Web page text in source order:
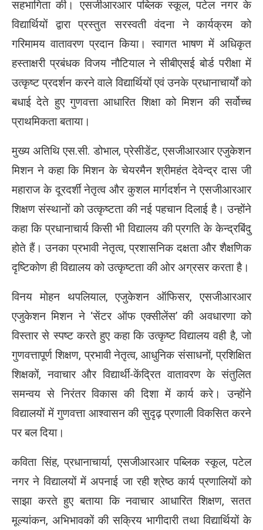
सहभागिता की। एसजीआरआर पब्लिक स्कूल, पटेल नगर के
विद्यार्थियों द्वारा प्रस्तुत सरस्वती वंदना ने कार्यक्रम को
गरिमामय वातावरण प्रदान किया। स्वागत भाषण में अधिकृत
हस्ताक्षरी प्रबंधक विजय नौटियाल ने सीबीएसई बोर्ड परीक्षा में
उत्कृष्ट प्रदर्शन करने वाले विद्यार्थियों एवं उनके प्रधानाचार्यों को
बधाई देते हुए गुणवत्ता आधारित शिक्षा को मिशन की सर्वोच्च
प्राथमिकता बताया।
मुख्य अतिथि एस.सी. डोभाल, प्रेसीडेंट, एसजीआरआर एजुकेशन
मिशन ने कहा कि मिशन के चेयरमैन श्रीमहंत देवेन्द्र दास जी
महाराज के दूरदर्शी नेतृत्व और कुशल मार्गदर्शन ने एसजीआरआर
शिक्षण संस्थानों को उत्कृष्टता की नई पहचान दिलाई है। उन्होंने
कहा कि प्रधानाचार्य किसी भी विद्यालय की प्रगति के केन्द्रबिंदु
होते हैं। उनका प्रभावी नेतृत्व, प्रशासनिक दक्षता और शैक्षणिक
दृष्टिकोण ही विद्यालय को उत्कृष्टता की ओर अग्रसर करता है।
विनय मोहन थपलियाल, एजुकेशन ऑफिसर, एसजीआरआर
एजुकेशन मिशन ने ‘सेंटर ऑफ एक्सीलेंस’ की अवधारणा को
विस्तार से स्पष्ट करते हुए कहा कि उत्कृष्ट विद्यालय वही है, जो
गुणवत्तापूर्ण शिक्षण, प्रभावी नेतृत्व, आधुनिक संसाधनों, प्रशिक्षित
शिक्षकों, नवाचार और विद्यार्थी-केंद्रित वातावरण के संतुलित
समन्वय से निरंतर विकास की दिशा में कार्य करे। उन्होंने
विद्यालयों में गुणवत्ता आश्वासन की सुदृढ़ प्रणाली विकसित करने
पर बल दिया।
कविता सिंह, प्रधानाचार्या, एसजीआरआर पब्लिक स्कूल, पटेल
नगर ने विद्यालयों में अपनाई जा रही श्रेष्ठ कार्य प्रणालियों को
साझा करते हुए बताया कि नवाचार आधारित शिक्षण, सतत
मूल्यांकन, अभिभावकों की सक्रिय भागीदारी तथा विद्यार्थियों के